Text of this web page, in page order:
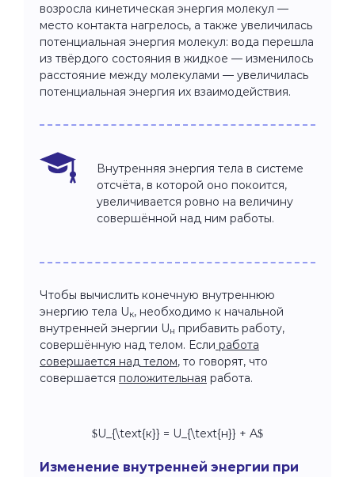
возросла кинетическая энергия молекул —
место контакта нагрелось, а также увеличилась
потенциальная энергия молекул: вода перешла
из твёрдого состояния в жидкое — изменилось
расстояние между молекулами — увеличилась
потенциальная энергия их взаимодействия.
Внутренняя энергия тела в системе
отсчёта, в которой оно покоится,
увеличивается ровно на величину
совершённой над ним работы.
Чтобы вычислить конечную внутреннюю
энергию тела Uк, необходимо к начальной
внутренней энергии Uн прибавить работу,
совершённую над телом. Если работа
совершается над телом, то говорят, что
совершается положительная работа.
$U_{\text{к}} = U_{\text{н}} + A$
Изменение внутренней энергии при